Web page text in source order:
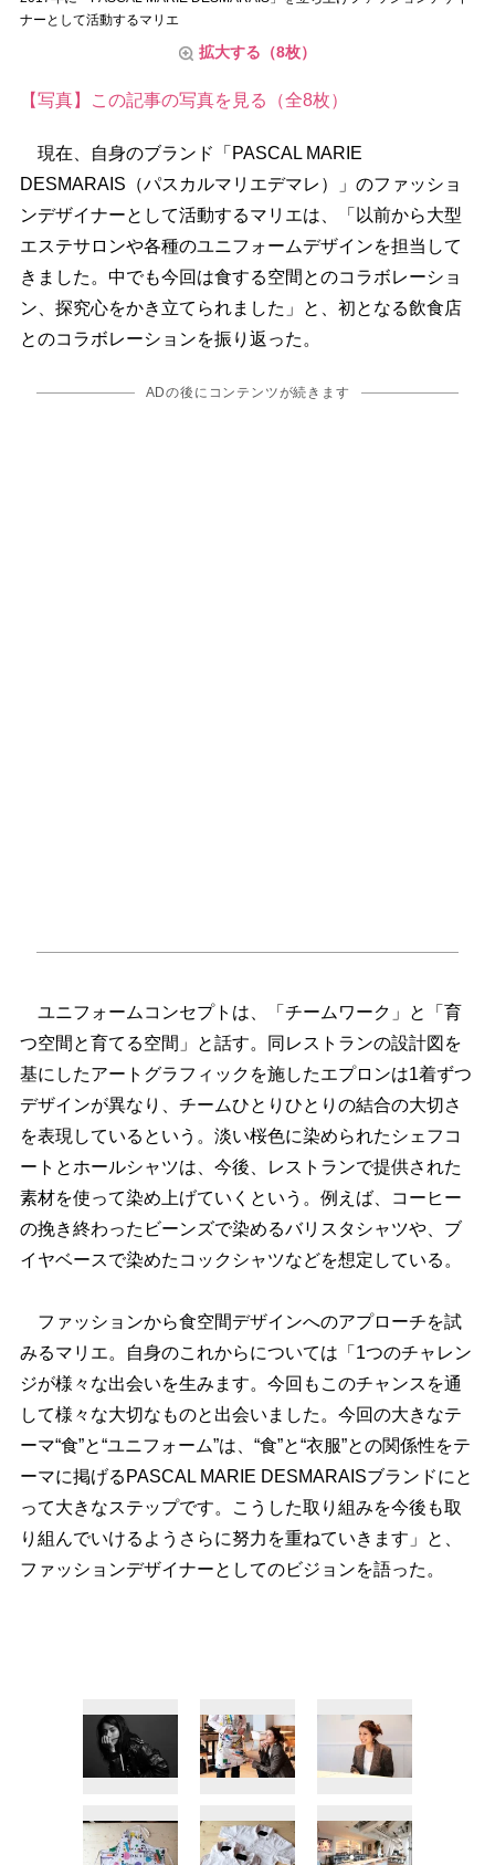
ナーとして活動するマリエ
拡大する（8枚）
【写真】この記事の写真を見る（全8枚）
現在、自身のブランド「PASCAL MARIE
DESMARAIS（パスカルマリエデマレ）」のファッショ
ンデザイナーとして活動するマリエは、「以前から大型
エステサロンや各種のユニフォームデザインを担当して
きました。中でも今回は食する空間とのコラボレーショ
ン、探究心をかき立てられました」と、初となる飲食店
とのコラボレーションを振り返った。
ADの後にコンテンツが続きます
ユニフォームコンセプトは、「チームワーク」と「育
つ空間と育てる空間」と話す。同レストランの設計図を
基にしたアートグラフィックを施したエプロンは1着ずつ
デザインが異なり、チームひとりひとりの結合の大切さ
を表現しているという。淡い桜色に染められたシェフコ
ートとホールシャツは、今後、レストランで提供された
素材を使って染め上げていくという。例えば、コーヒー
の挽き終わったビーンズで染めるバリスタシャツや、ブ
イヤベースで染めたコックシャツなどを想定している。
ファッションから食空間デザインへのアプローチを試
みるマリエ。自身のこれからについては「1つのチャレン
ジが様々な出会いを生みます。今回もこのチャンスを通
して様々な大切なものと出会いました。今回の大きなテ
ーマ“食”と“ユニフォーム”は、“食”と“衣服”との関係性をテ
ーマに掲げるPASCAL MARIE DESMARAISブランドにと
って大きなステップです。こうした取り組みを今後も取
り組んでいけるようさらに努力を重ねていきます」と、
ファッションデザイナーとしてのビジョンを語った。